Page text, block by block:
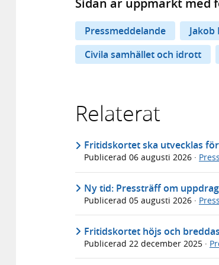
Pressmeddelande Jakob
Civila samhället och idrott
Relaterat
Fritidskortet ska utvecklas
Publicerad 06 augusti 2026 ·
Ny tid: Pressträff om
Publicerad 05 augusti 2026 ·
Fritidskortet höjs och
Publicerad 22 december 2025 ·